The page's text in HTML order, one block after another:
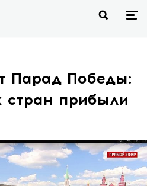
Парад Победы:
стран прибыли